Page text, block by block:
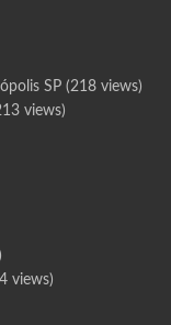
SP(218 views)
views)
views)